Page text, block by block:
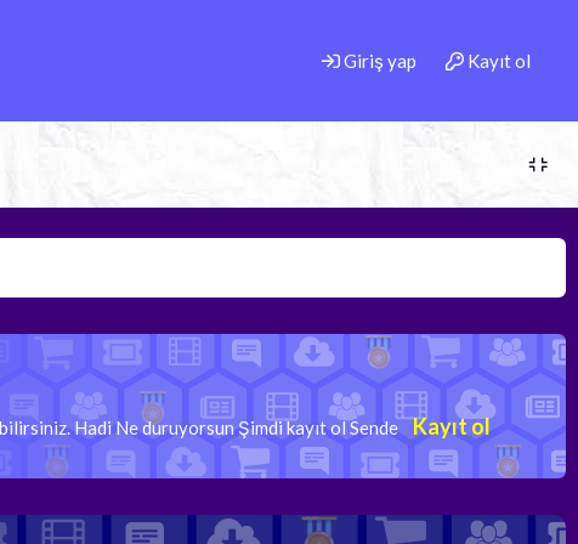
Giriş yap Kayıt ol
Hadi Ne duruyorsun Şimdi kayıt ol Sende Kayıt ol